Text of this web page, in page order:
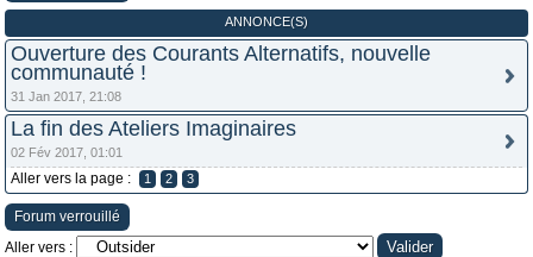
ANNONCE(S)
Ouverture des Courants Alternatifs, nouvelle
communauté !
31 Jan 2017, 21:08
La fin des Ateliers Imaginaires
02 Fév 2017, 01:01
Aller vers la page : 1 2 3
Forum verrouillé
Aller vers :